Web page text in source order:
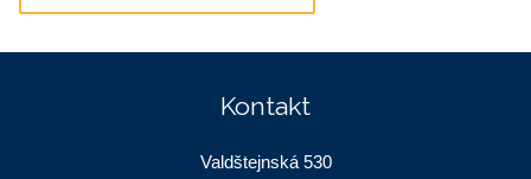
Kontakt
Valdštejnská 530